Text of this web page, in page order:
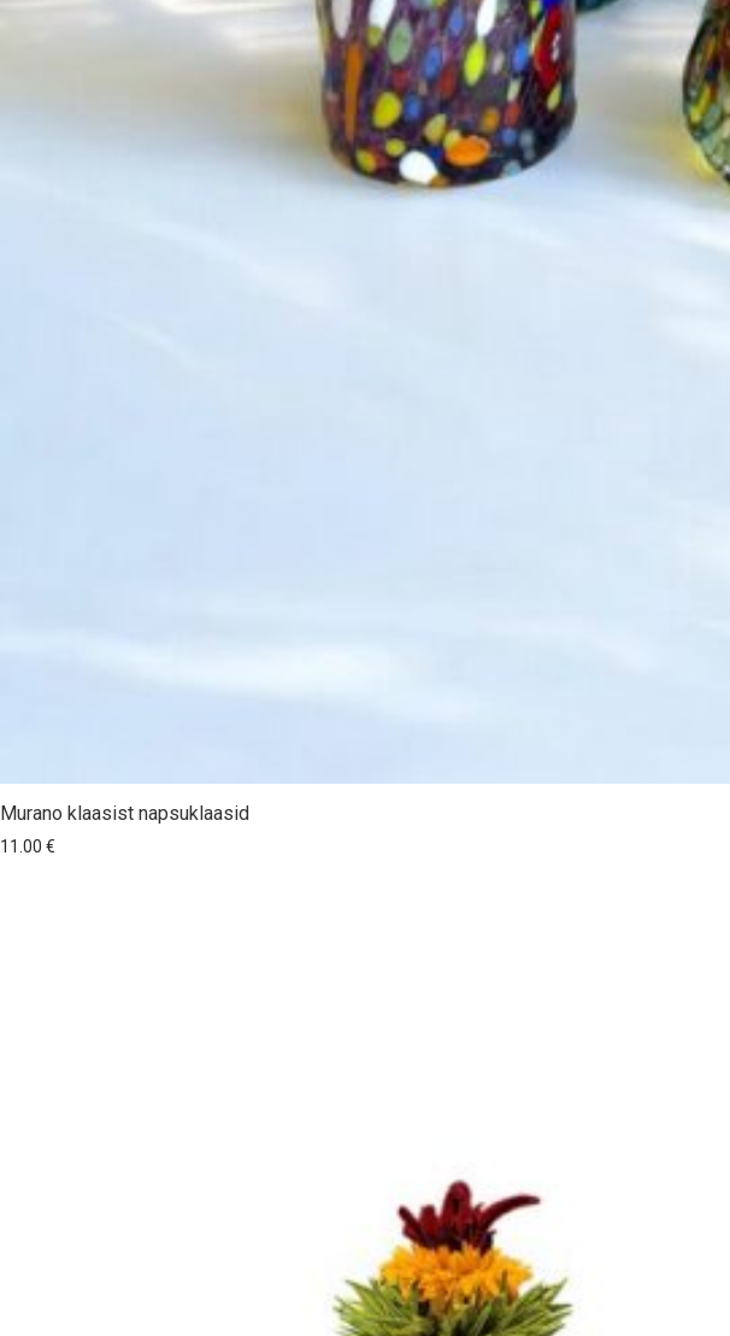
Murano klaasist napsuklaasid
11.00 €